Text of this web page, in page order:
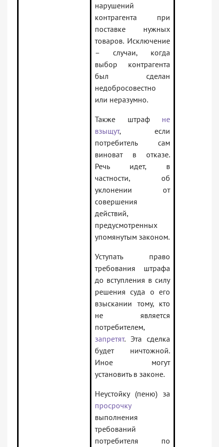
нарушений
контрагента при
поставке нужных
товаров. Исключение
– случаи, когда
выбор контрагента
был сделан
недобросовестно
или неразумно.
Также штраф не
взыщут, если
потребитель сам
виноват в отказе.
Речь идет, в
частности, об
уклонении от
совершения
действий,
предусмотренных
упомянутым законом.
Уступать право
требования штрафа
до вступления в силу
решения суда о его
взыскании тому, кто
не является
потребителем,
запретят. Эта сделка
будет ничтожной.
Иное могут
установить в законе.
Неустойку (пеню) за
просрочку
выполнения
требований
потребителя по